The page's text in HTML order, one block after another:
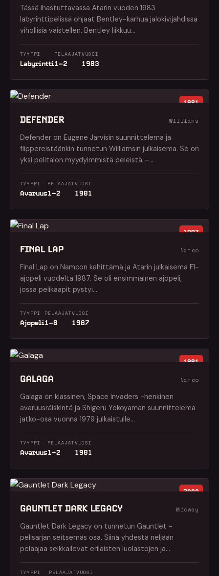
Tässä ihastuttavassa Atarin vuoden 1983
labyrinttipelissä ohjaat Bentley-karhua jalokivijahdissa
vihollisia väistellen. Bentley liikkuu…
TYYPPI
Labyrintti
PELAAJAT
1–2
VUOSI
1983
1981
DEFENDER Williams
Defender on Eugene Jarvisin suunnittelema ja
flippereistäänkin tunnetun Williamsin julkaisema. Se on
yksi pelitalon myydyimmistä peleistä –…
TYYPPI
Avaruus
PELAAJAT
1–2
VUOSI
1981
1987
FINAL LAP Namco
Final Lap on Namcon kehittämä ja Atarin julkaisema F1-
ajopeli vuodelta 1987. Se oli ensimmäinen ajopeli,
jossa pelikaapit pystyi…
TYYPPI
Ajopeli
PELAAJAT
1–8
VUOSI
1987
1981
GALAGA Namco
Galaga on klassinen, Space Invaders -henkinen
avaruusräiskintä ja Shigeru Yokoyaman suunnittelema
jatko-osa vuonna 1979 julkaistulle…
TYYPPI
Avaruus
PELAAJAT
1–2
VUOSI
1981
2000
GAUNTLET DARK LEGACY Midway
Gauntlet Dark Legacy on tunnetun Gauntlet -
pelisarjan seitsemäs osa. Siinä yhdestä neljään
pelaajaa seikkailevat erilaisten luolastojen ja…
TYYPPI PELAAJATVUOSI